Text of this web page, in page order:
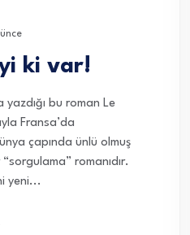
ki var!
yazdığı bu roman Le
Fransa’da
çapında ünlü olmuş
romanıdır.
yeni...